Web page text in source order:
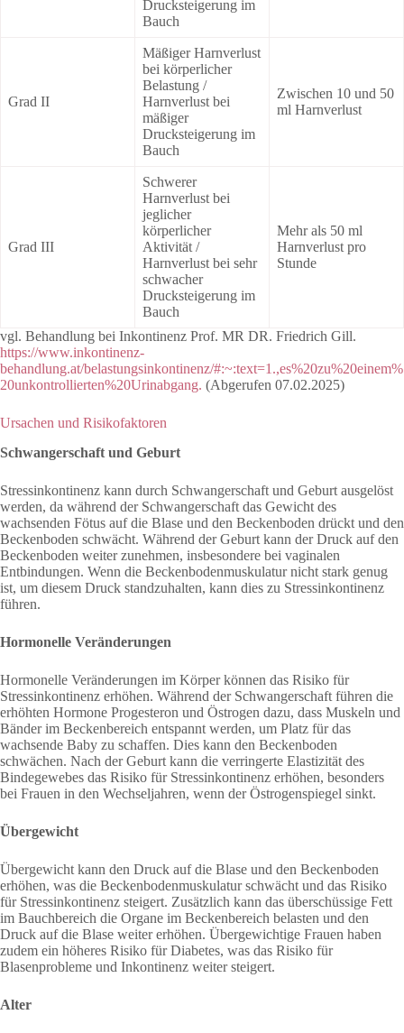
Drucksteigerung im
Bauch
Grad II
Mäßiger Harnverlust
bei körperlicher
Belastung /
Harnverlust bei
mäßiger
Drucksteigerung im
Bauch
Zwischen 10 und 50
ml Harnverlust
Grad III
Schwerer
Harnverlust bei
jeglicher
körperlicher
Aktivität /
Harnverlust bei sehr
schwacher
Drucksteigerung im
Bauch
Mehr als 50 ml
Harnverlust pro
Stunde
vgl. Behandlung bei Inkontinenz Prof. MR DR. Friedrich Gill.
https://www.inkontinenz-
behandlung.at/belastungsinkontinenz/#:~:text=1.,es%20zu%20einem%
20unkontrollierten%20Urinabgang. (Abgerufen 07.02.2025)
Ursachen und Risikofaktoren
Schwangerschaft und Geburt
Stressinkontinenz kann durch Schwangerschaft und Geburt ausgelöst
werden, da während der Schwangerschaft das Gewicht des
wachsenden Fötus auf die Blase und den Beckenboden drückt und den
Beckenboden schwächt. Während der Geburt kann der Druck auf den
Beckenboden weiter zunehmen, insbesondere bei vaginalen
Entbindungen. Wenn die Beckenbodenmuskulatur nicht stark genug
ist, um diesem Druck standzuhalten, kann dies zu Stressinkontinenz
führen.
Hormonelle Veränderungen
Hormonelle Veränderungen im Körper können das Risiko für
Stressinkontinenz erhöhen. Während der Schwangerschaft führen die
erhöhten Hormone Progesteron und Östrogen dazu, dass Muskeln und
Bänder im Beckenbereich entspannt werden, um Platz für das
wachsende Baby zu schaffen. Dies kann den Beckenboden
schwächen. Nach der Geburt kann die verringerte Elastizität des
Bindegewebes das Risiko für Stressinkontinenz erhöhen, besonders
bei Frauen in den Wechseljahren, wenn der Östrogenspiegel sinkt.
Übergewicht
Übergewicht kann den Druck auf die Blase und den Beckenboden
erhöhen, was die Beckenbodenmuskulatur schwächt und das Risiko
für Stressinkontinenz steigert. Zusätzlich kann das überschüssige Fett
im Bauchbereich die Organe im Beckenbereich belasten und den
Druck auf die Blase weiter erhöhen. Übergewichtige Frauen haben
zudem ein höheres Risiko für Diabetes, was das Risiko für
Blasenprobleme und Inkontinenz weiter steigert.
Alter